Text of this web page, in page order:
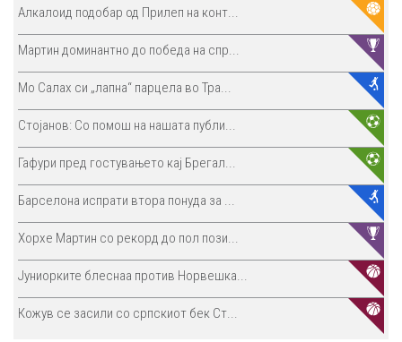
Алкалоид подобар од Прилеп на конт...
Мартин доминантно до победа на спр...
Мо Салах си „лапна“ парцела во Тра...
Стојанов: Со помош на нашата публи...
Гафури пред гостувањето кај Брегал...
Барселона испрати втора понуда за ...
Хорхе Мартин со рекорд до пол пози...
Јуниорките блеснаа против Норвешка...
Кожув се засили со српскиот бек Ст...